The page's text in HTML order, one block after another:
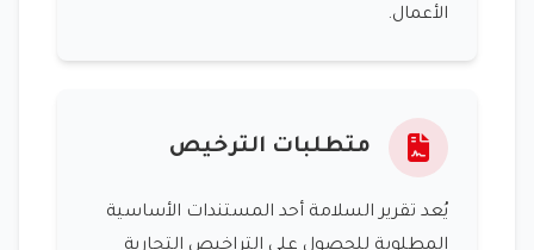
الأعمال.
متطلبات الترخيص
يُعد تقرير السلامة أحد المستندات الأساسية